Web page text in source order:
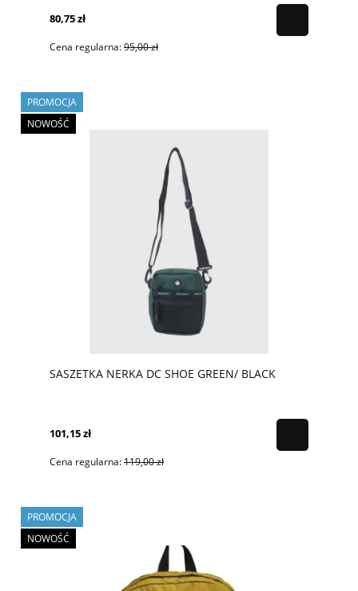
80,75 zł
Cena regularna:95,00 zł
SASZETKA NERKA DC SHOE GREEN/ BLACK
101,15 zł
Cena regularna:119,00 zł
PROMOCJA
NOWOŚĆ
PROMOCJA
NOWOŚĆ